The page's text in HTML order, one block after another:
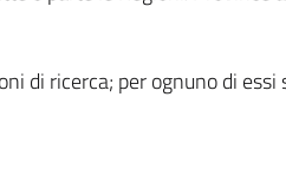
di ricerca; per ognuno di